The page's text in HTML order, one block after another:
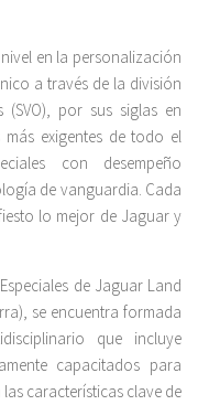
en la personalización
a través de la división
(SVO), por sus siglas en
exigentes de todo el
con desempeño
de vanguardia. Cada
lo mejor de Jaguar y
de Jaguar Land
se encuentra formada
que incluye
capacitados para
características clave de